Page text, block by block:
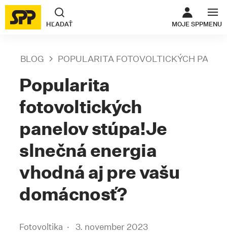
HĽADAŤ MOJE SPP
ODKAZ SA
MENU
BLOG POPULARITA FOTOVOLTICKÝCH
Popularita
fotovoltických
panelov stúpa!Je
slnečná energia
vhodná aj pre vašu
domácnosť?
Fotovoltika 3. november 2023